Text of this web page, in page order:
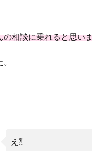
の相談に乗れると思い
え ⁈